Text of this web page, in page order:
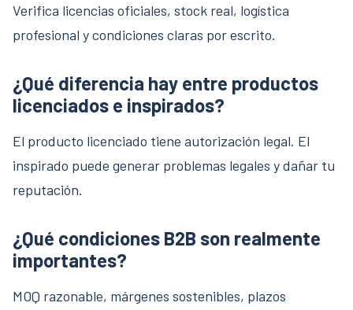
Verifica licencias oficiales, stock real, logística
profesional y condiciones claras por escrito.
¿Qué diferencia hay entre productos
licenciados e inspirados?
El producto licenciado tiene autorización legal. El
inspirado puede generar problemas legales y dañar tu
reputación.
¿Qué condiciones B2B son realmente
importantes?
MOQ razonable, márgenes sostenibles, plazos